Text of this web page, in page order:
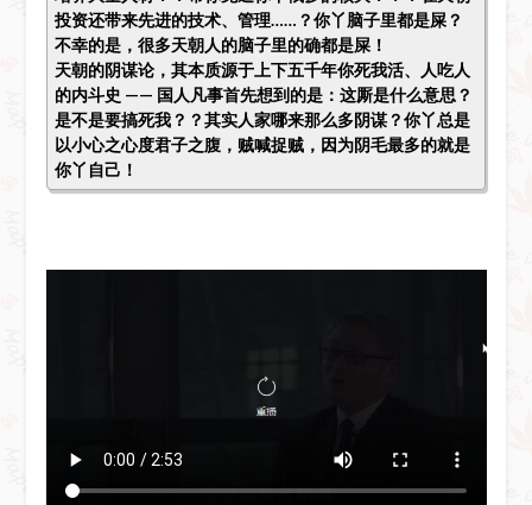
投资还带来先进的技术、管理……？你丫脑子里都是屎？
不幸的是，很多天朝人的脑子里的确都是屎！
天朝的阴谋论，其本质源于上下五千年你死我活、人吃人
的内斗史 —— 国人凡事首先想到的是：这厮是什么意思？
是不是要搞死我？？其实人家哪来那么多阴谋？你丫总是
以小心之心度君子之腹，贼喊捉贼，因为阴毛最多的就是
你丫自己！